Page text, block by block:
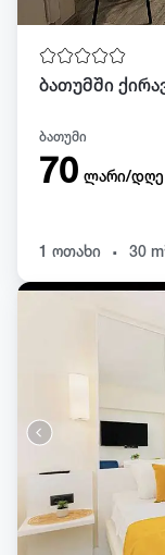
ბათუმი
70 ლარი/დღე
1 ოთახი . 30